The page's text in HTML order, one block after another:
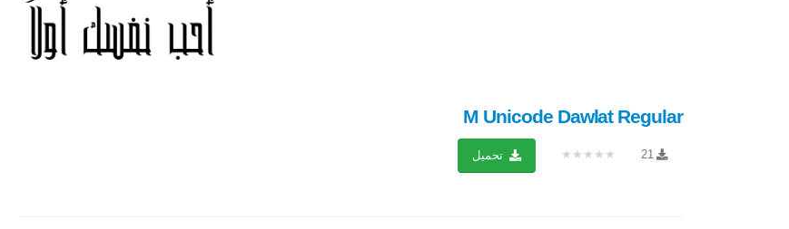
M Unicode Dawlat Regular
21
★★★★★ تحميل